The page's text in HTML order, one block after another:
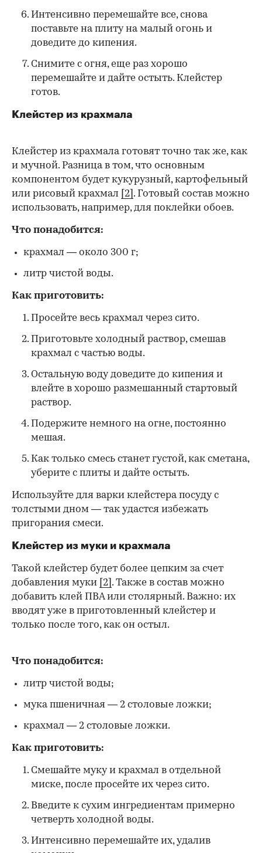
Интенсивно перемешайте все, снова
поставьте на плиту на малый огонь и
доведите до кипения.
Снимите с огня, еще раз хорошо
перемешайте и дайте остыть. Клейстер
готов.
Клейстер из крахмала
Клейстер из крахмала готовят точно так же, как
и мучной. Разница в том, что основным
компонентом будет кукурузный, картофельный
или рисовый крахмал
[2] . Готовый состав можно
использовать, например, для поклейки обоев.
Что понадобится:
крахмал — около 300 г;
литр чистой воды.
Как приготовить:
Просейте весь крахмал через сито.
Приготовьте холодный раствор, смешав
крахмал с частью воды.
Остальную воду доведите до кипения и
влейте в хорошо размешанный стартовый
раствор.
Подержите немного на огне, постоянно
мешая.
Как только смесь станет густой, как сметана,
уберите с плиты и дайте остыть.
Используйте для варки клейстера посуду с
толстыми дном — так удастся избежать
пригорания смеси.
Клейстер из муки и крахмала
Такой клейстер будет более цепким за счет
добавления муки [2] . Также в состав можно
добавить клей ПВА или столярный. Важно: их
вводят уже в приготовленный клейстер и
только после того, как он остыл.
Что понадобится:
литр чистой воды;
мука пшеничная — 2 столовые ложки;
крахмал — 2 столовые ложки.
Как приготовить:
Смешайте муку и крахмал в отдельной
миске, после просейте их через сито.
Введите к сухим ингредиентам примерно
четверть холодной воды.
Интенсивно перемешайте их, удалив